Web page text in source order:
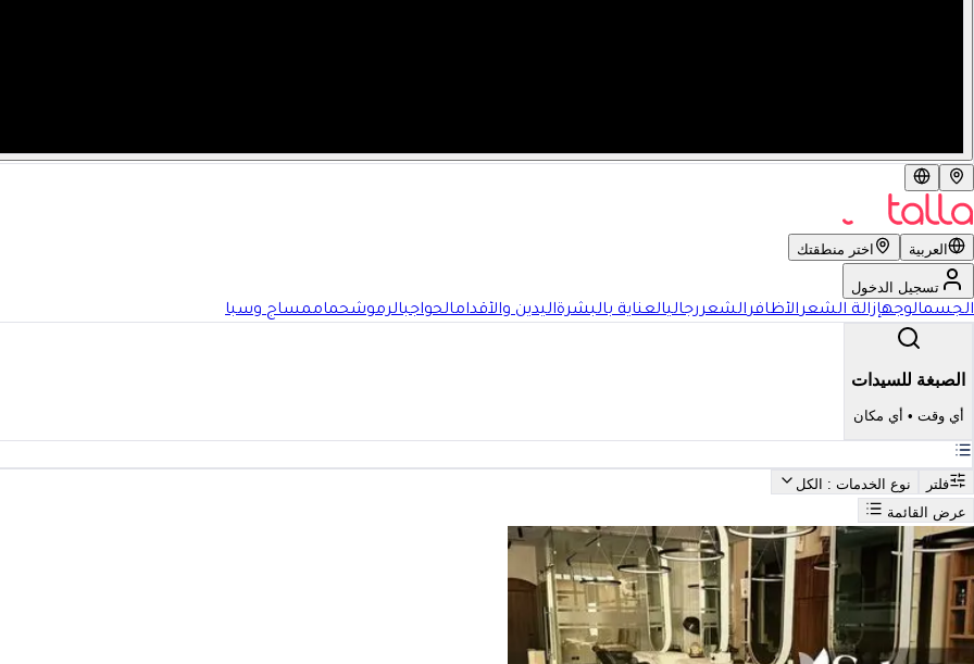
العربية اختر منطقتك
تسجيل الدخول
الجسمالوجهإزالة الشعرالأظافرالشعررجاليالعناية بالبشرةاليدين والأقدامالحواجبالرموشحماممساج وسبا
الصبغة للسيدات
أي وقت • أي مكان
فلتر نوع الخدمات : الكل
عرض القائمة
بحث
أفضل الصبغة للسيدات في المملكة العربية السعودية